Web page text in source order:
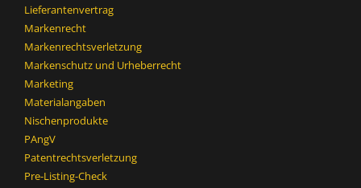
Lieferantenvertrag
Markenrecht
Markenrechtsverletzung
Markenschutz und Urheberrecht
Marketing
Materialangaben
Nischenprodukte
PAngV
Patentrechtsverletzung
Pre-Listing-Check